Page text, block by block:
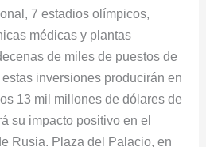
7 estadios olímpicos,
médicas y plantas
de miles de puestos de
inversiones producirán en
13 mil millones de dólares de
su impacto positivo en el
Rusia. Plaza del Palacio, en